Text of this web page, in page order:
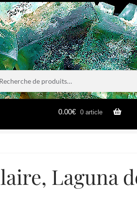
0.00€ 0 article
Laguna